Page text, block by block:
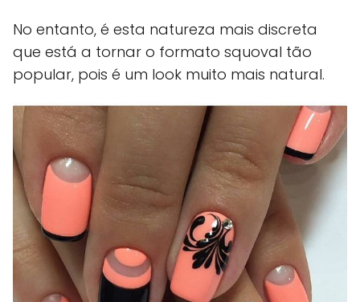
No entanto, é esta natureza mais discreta
que está a tornar o formato squoval tão
popular, pois é um look muito mais natural.